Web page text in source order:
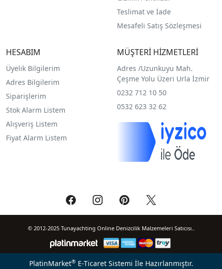
Teslimat ve İade
Mesafeli Satış Sözleşmesi
HESABIM
Üyelik Bilgilerim
Adres Bilgilerim
Siparişlerim
Stok Alarm Listem
Alışveriş Listem
Fiyat Alarm Listem
MÜŞTERİ HİZMETLERİ
Adres /Uzunkuyu Mah.
Çeşme Yolu Üzeri Urla İzmir
0232 712 10 50
0532 623 32 62
© 2012-2025 Tunayachting Online Denizcilik Malzemeleri Satıcısı..
PlatinMarket®E-Ticaret Sistemi İle Hazırlanmıştır.